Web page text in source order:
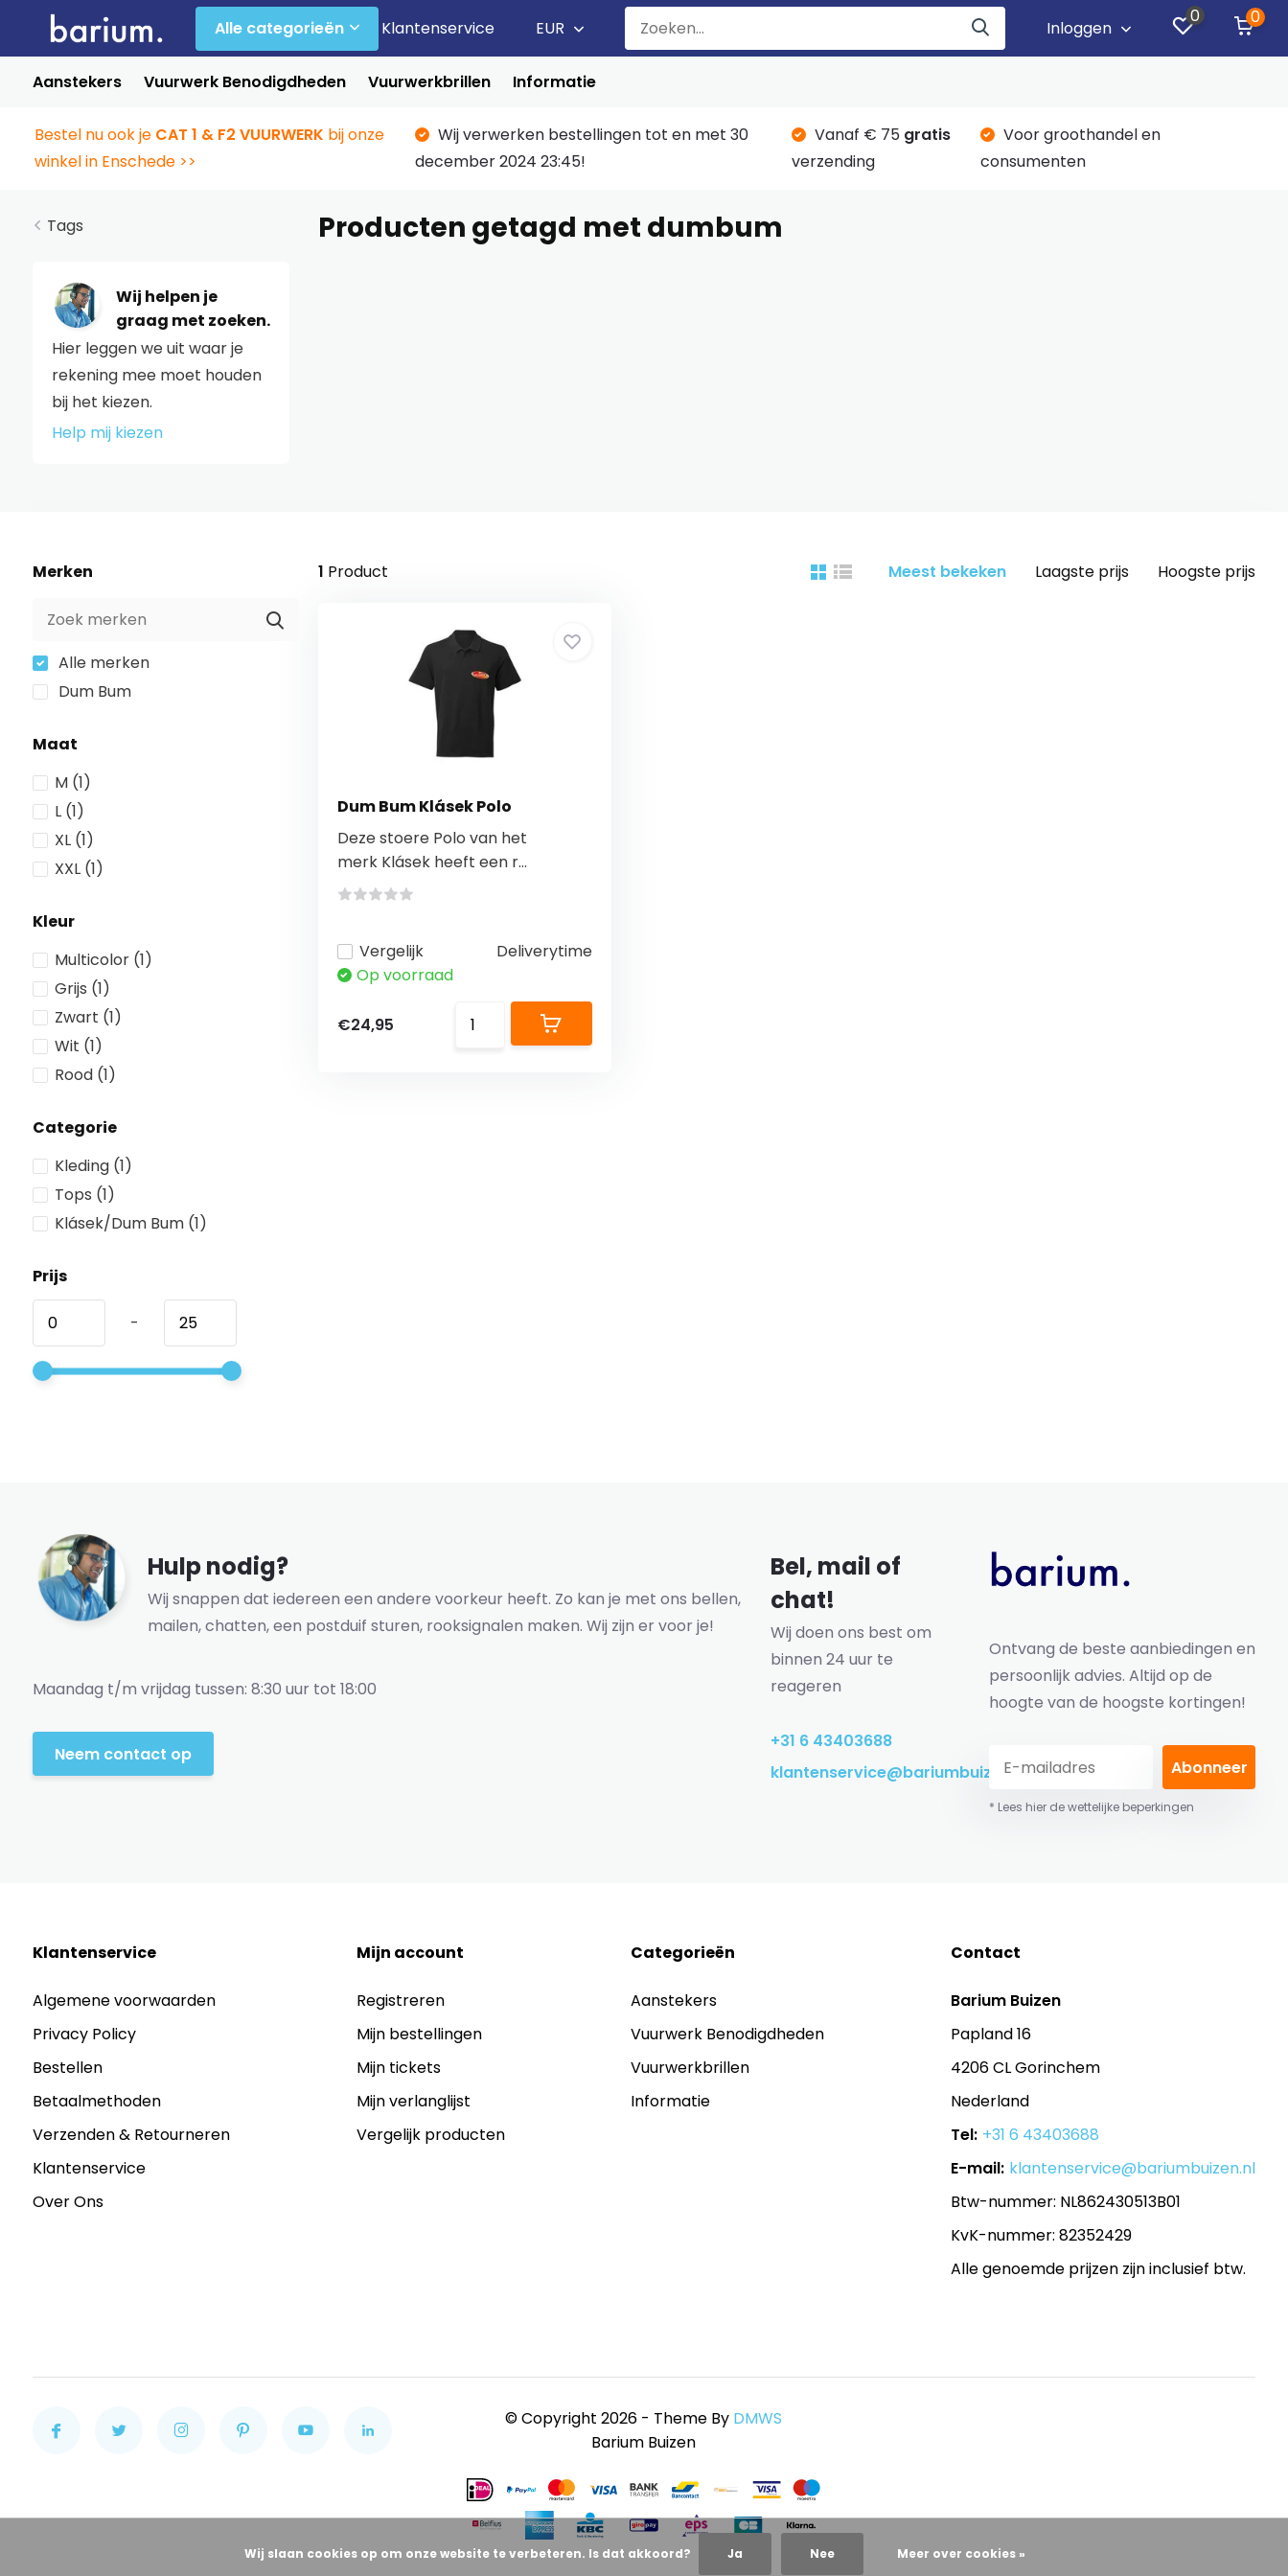
Alle categorieën Klantenservice EUR Inloggen
0 0
Aanstekers Vuurwerk Benodigdheden Vuurwerkbrillen Informatie
Bestel nu ook je CAT 1 & F2 VUURWERK bij onze
winkel in Enschede >>
Wij verwerken bestellingen tot en met 30
december 2024 23:45!
Vanaf € 75 gratis
verzending
Voor groothandel en
consumenten
Tags
Wij helpen je
graag met zoeken.
Hier leggen we uit waar je
rekening mee moet houden
bij het kiezen.
Help mij kiezen
Producten getagd met dumbum
Merken
Alle merken
Dum Bum
Maat
M (1)
L (1)
XL (1)
XXL (1)
Kleur
Multicolor (1)
Grijs (1)
Zwart (1)
Wit (1)
Rood (1)
Categorie
Kleding (1)
Tops (1)
Klásek/Dum Bum (1)
Prijs
-
1 Product Meest bekeken Laagste prijs Hoogste prijs
Dum Bum Klásek Polo
Deze stoere Polo van het
merk Klásek heeft een r...
Vergelijk
Deliverytime
Op voorraad
€24,95
Hulp nodig?
Wij snappen dat iedereen een andere voorkeur heeft. Zo kan je met ons bellen,
mailen, chatten, een postduif sturen, rooksignalen maken. Wij zijn er voor je!
Maandag t/m vrijdag tussen: 8:30 uur tot 18:00
Neem contact op
Bel, mail of
chat!
Wij doen ons best om
binnen 24 uur te
reageren
+31 6 43403688
klantenservice@bariumbuizen.nl
Ontvang de beste aanbiedingen en
persoonlijk advies. Altijd op de
hoogte van de hoogste kortingen!
Abonneer
* Lees hier de wettelijke beperkingen
Klantenservice
Algemene voorwaarden
Privacy Policy
Bestellen
Betaalmethoden
Verzenden & Retourneren
Klantenservice
Over Ons
Mijn account
Registreren
Mijn bestellingen
Mijn tickets
Mijn verlanglijst
Vergelijk producten
Categorieën
Aanstekers
Vuurwerk Benodigdheden
Vuurwerkbrillen
Informatie
Contact
Barium Buizen
Papland 16
4206 CL Gorinchem
Nederland
Tel: +31 6 43403688
E-mail: klantenservice@bariumbuizen.nl
Btw-nummer: NL862430513B01
KvK-nummer: 82352429
Alle genoemde prijzen zijn inclusief btw.
© Copyright 2026 - Theme By DMWS
Barium Buizen
Wij slaan cookies op om onze website te verbeteren. Is dat akkoord? Ja Nee Meer over cookies »